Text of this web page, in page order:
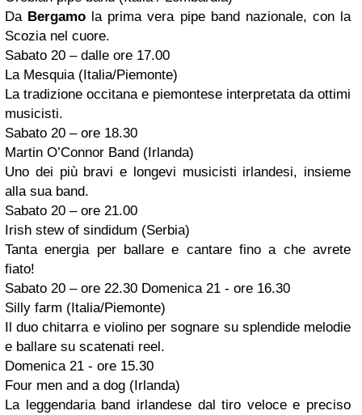
Da Bergamo la prima vera pipe band nazionale, con la
Scozia nel cuore.
Sabato 20 – dalle ore 17.00
La Mesquia (Italia/Piemonte)
La tradizione occitana e piemontese interpretata da ottimi
musicisti.
Sabato 20 – ore 18.30
Martin O’Connor Band (Irlanda)
Uno dei più bravi e longevi musicisti irlandesi, insieme
alla sua band.
Sabato 20 – ore 21.00
Irish stew of sindidum (Serbia)
Tanta energia per ballare e cantare fino a che avrete
fiato!
Sabato 20 – ore 22.30 Domenica 21 - ore 16.30
Silly farm (Italia/Piemonte)
Il duo chitarra e violino per sognare su splendide melodie
e ballare su scatenati reel.
Domenica 21 - ore 15.30
Four men and a dog (Irlanda)
La leggendaria band irlandese dal tiro veloce e preciso